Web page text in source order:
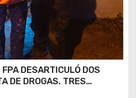
DESARTICULÓ DOS
DE DROGAS. TRES